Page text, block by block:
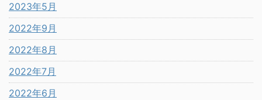
2023年5月
2022年9月
2022年8月
2022年7月
2022年6月